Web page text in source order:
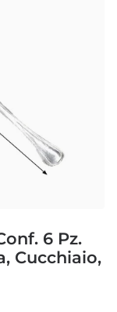
6 Pz.
Cucchiaio,